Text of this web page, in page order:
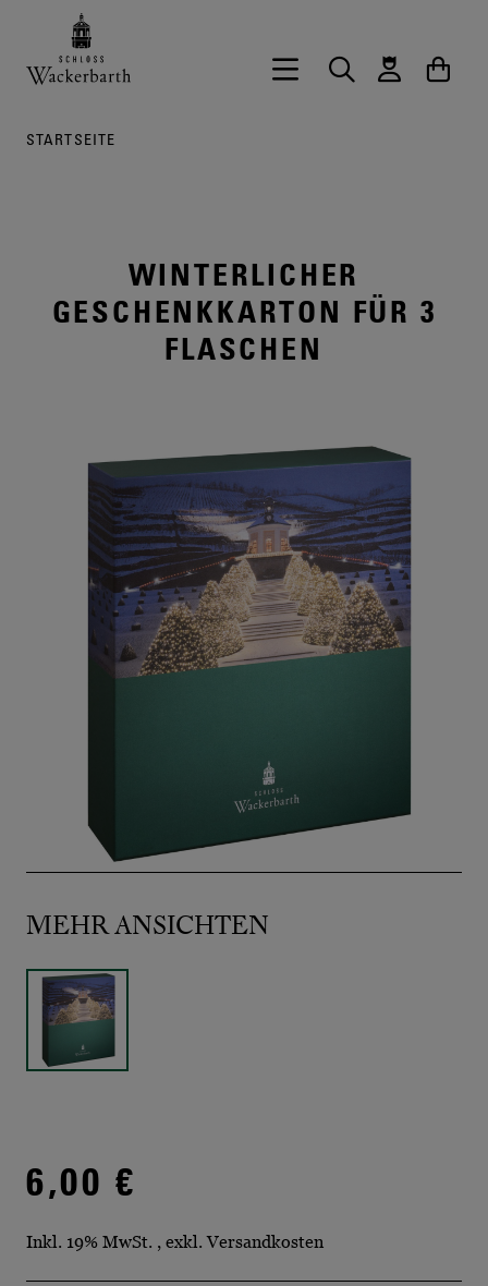
Zurück zur Startseite vom Onlineshop
Hauptnavigation öffnen
Suche
STARTSEITE
WINTERLICHER
GESCHENKKARTON FÜR 3
FLASCHEN
MEHR ANSICHTEN
6,00 €
Inkl. 19% MwSt. , exkl.Versandkosten